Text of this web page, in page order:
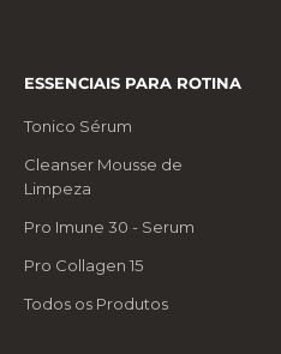
ESSENCIAIS PARA ROTINA
Tonico Sérum
Cleanser Mousse de
Limpeza
Pro Imune 30 - Serum
Pro Collagen 15
Todos os Produtos